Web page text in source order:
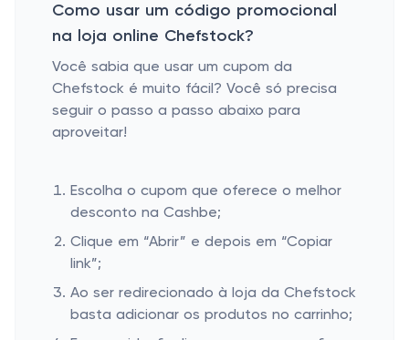
Como usar um código promocional
na loja online Chefstock?
Você sabia que usar um cupom da
Chefstock é muito fácil? Você só precisa
seguir o passo a passo abaixo para
aproveitar!
Escolha o cupom que oferece o melhor
desconto na Cashbe;
Clique em “Abrir” e depois em “Copiar
link”;
Ao ser redirecionado à loja da Chefstock
basta adicionar os produtos no carrinho;